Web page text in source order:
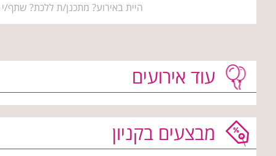
היית באירוע? מתכנן/ת ללכת? שתף/
עוד אירועים
מבצעים בקניון